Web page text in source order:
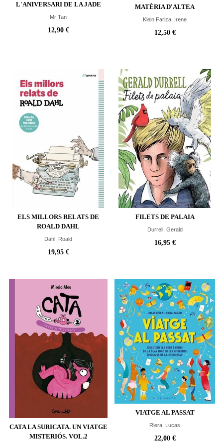
L'ANIVERSARI DE LA JADE
Mr Tan
12,90 €
MATÈRIA D'ALTEA
Klein Fariza, Irene
12,50 €
ELS MILLORS RELATS DE
ROALD DAHL
Dahl, Roald
19,95 €
FILETS DE PALAIA
Durrell, Gerald
16,95 €
CATA LA SURICATA. UN VIATGE
MISTERIÓS. VOL.2
VIATGE AL PASSAT
Riera, Lucas
22,00 €